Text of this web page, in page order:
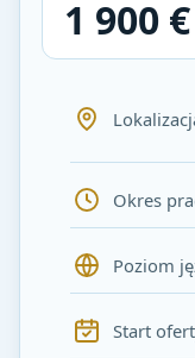
1 900 €
Okres
Poziom
Start